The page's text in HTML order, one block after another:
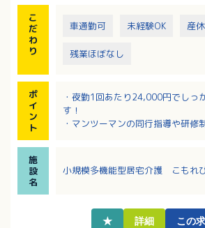
こ
だ
わ
り
車通勤可 未経験OK 産
残業ほぼなし
ポ
イ
ン
ト
・夜勤1回あたり24,000円でしっ
す！
・マンツーマンの同行指導や研修
合わせて働けます！
・調理や清掃などを介護業務から
が整っています！
施
設
名
小規模多機能型居宅介護 こもれ
★ 詳細 この